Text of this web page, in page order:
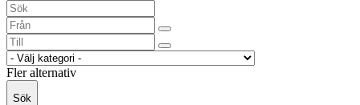
Fler alternativ
Sök